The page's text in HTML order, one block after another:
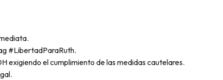
#LibertadParaRuth.
exigiendo el cumplimiento de las medidas cautelares.